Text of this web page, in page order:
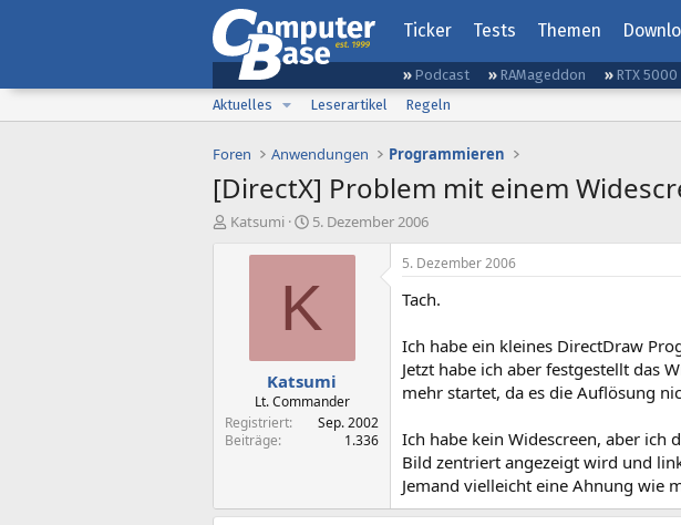
Ticker Tests Themen
Podcast RAMageddon RTX
Aktuelles
Leserartikel Regeln
Foren Anwendungen Programmieren
[DirectX] Problem mit einem
E
Katsumi
E
s
e
l
t
a
m
5. Dezember 2006
K
Katsumi
Lt. Commander
Registriert
Sep. 2002
Beiträge
1.336
5. Dezember 2006
Tach.
Ich habe ein kleines DirectDraw
Jetzt habe ich aber festgestellt das
mehr startet, da es die Auflösung
Ich habe kein Widescreen, aber ich
Bild zentriert angezeigt wird und
Jemand vielleicht eine Ahnung wie